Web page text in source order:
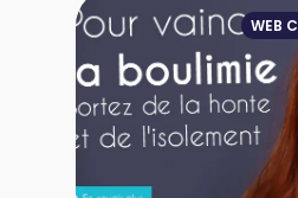
WEB